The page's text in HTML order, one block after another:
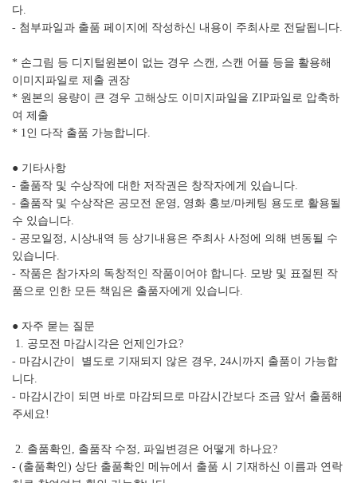
다.
- 첨부파일과 출품 페이지에 작성하신 내용이 주최사로 전달됩니다.
* 손그림 등 디지털원본이 없는 경우 스캔, 스캔 어플 등을 활용해
이미지파일로 제출 권장
* 원본의 용량이 큰 경우 고해상도 이미지파일을 ZIP파일로 압축하
여 제출
* 1인 다작 출품 가능합니다.
● 기타사항
- 출품작 및 수상작에 대한 저작권은 창작자에게 있습니다.
- 출품작 및 수상작은 공모전 운영, 영화 홍보/마케팅 용도로 활용될
수 있습니다.
- 공모일정, 시상내역 등 상기내용은 주최사 사정에 의해 변동될 수
있습니다.
- 작품은 참가자의 독창적인 작품이어야 합니다. 모방 및 표절된 작
품으로 인한 모든 책임은 출품자에게 있습니다.
● 자주 묻는 질문
1. 공모전 마감시각은 언제인가요?
- 마감시간이 별도로 기재되지 않은 경우, 24시까지 출품이 가능합
니다.
- 마감시간이 되면 바로 마감되므로 마감시간보다 조금 앞서 출품해
주세요!
2. 출품확인, 출품작 수정, 파일변경은 어떻게 하나요?
- (출품확인) 상단 출품확인 메뉴에서 출품 시 기재하신 이름과 연락